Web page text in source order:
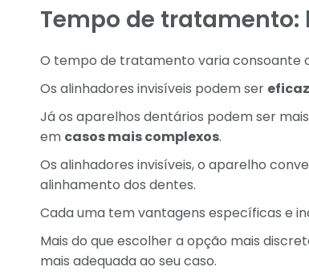
Tempo de tratamento:
O tempo de tratamento varia consoante
Os alinhadores invisíveis podem ser
Já os aparelhos dentários podem ser
em casos mais complexos.
Os alinhadores invisíveis, o aparelho
alinhamento dos dentes.
Cada uma tem vantagens específicas e
Mais do que escolher a opção mais
mais adequada ao seu caso.